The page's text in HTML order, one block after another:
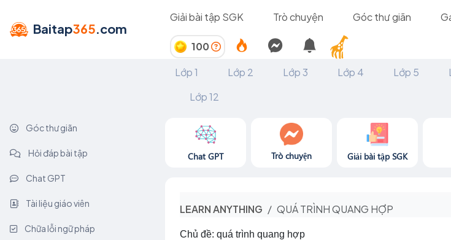
Baitap365.com
Giải bài tập SGK Trò chuyện Góc thư giãn
100
Lớp 1
Lớp 2 Lớp 3 Lớp 4 Lớp 5
Lớp 12
Góc thư giãn
Hỏi đáp bài tập
Chat GPT
Tài liệu giáo viên
Chữa lỗi ngữ pháp
Chat GPT Trò chuyện Giải bài tập SGK
LEARN ANYTHING QUÁ TRÌNH QUANG HỢP
Chủ đề: quá trình quang hợp